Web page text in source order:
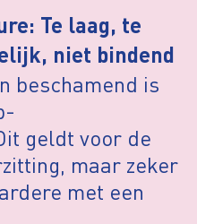
Te laag, te
niet bindend
beschamend is
geldt voor de
maar zeker
met een